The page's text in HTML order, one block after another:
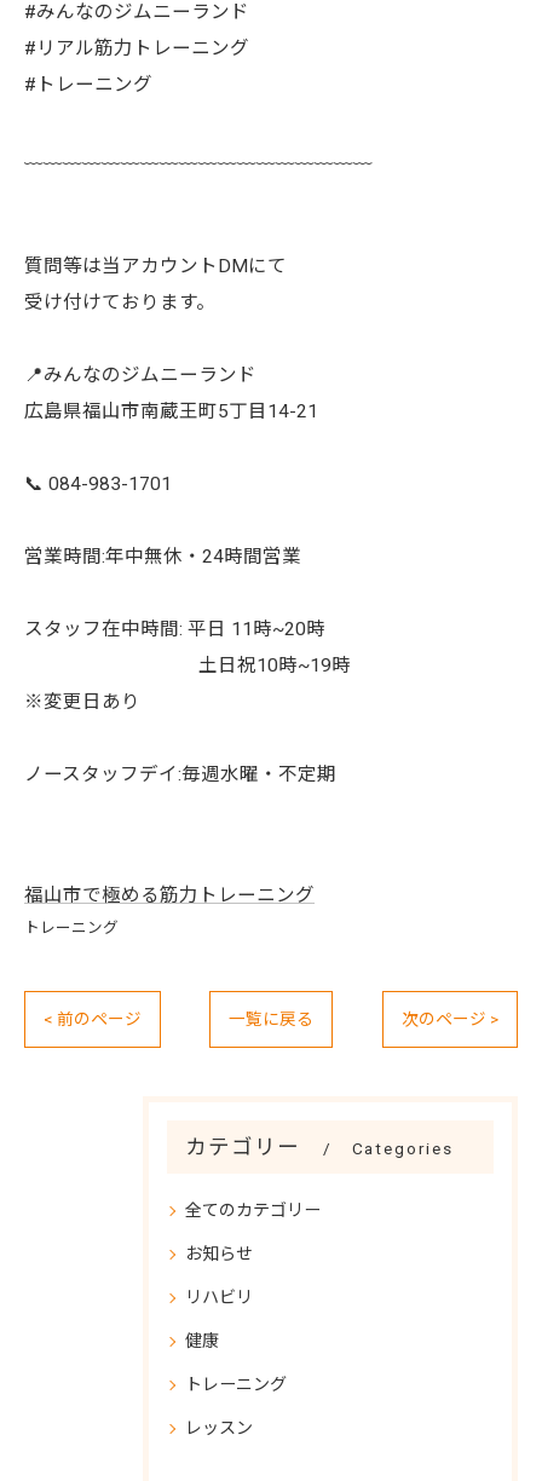
#みんなのジムニーランド
#リアル筋力トレーニング
#トレーニング
﹏﹏﹏﹏﹏﹏﹏﹏﹏﹏﹏﹏﹏﹏﹏﹏﹏﹏
質問等は当アカウントDMにて
受け付けております。
📍みんなのジムニーランド
広島県福山市南蔵王町5丁目14-21
📞 084-983-1701
営業時間:年中無休・24時間営業
スタッフ在中時間: 平日 11時~20時
土日祝10時~19時
※変更日あり
ノースタッフデイ:毎週水曜・不定期
福山市で極める筋力トレーニング
トレーニング
< 前のページ 一覧に戻る 次のページ >
カテゴリー Categories
全てのカテゴリー
お知らせ
リハビリ
健康
トレーニング
レッスン